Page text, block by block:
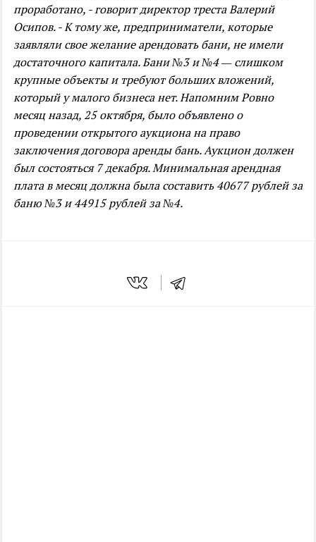
проработано, - говорит директор треста Валерий
Осипов. - К тому же, предприниматели, которые
заявляли свое желание арендовать бани, не имели
достаточного капитала. Бани №3 и №4 — слишком
крупные объекты и требуют больших вложений,
который у малого бизнеса нет.Напомним Ровно
месяц назад, 25 октября, было объявлено о
проведении открытого аукциона на право
заключения договора аренды бань. Аукцион должен
был состояться 7 декабря. Минимальная арендная
плата в месяц должна была составить 40677 рублей за
баню №3 и 44915 рублей за №4.